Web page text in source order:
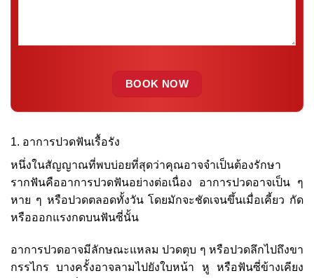
1. อาการปวดฟันเรื้อรัง
หนึ่งในสัญญาณที่พบบ่อยที่สุดว่าคุณอาจจำเป็นต้องรักษา
รากฟันคืออาการปวดฟันอย่างต่อเนื่อง อาการปวดอาจเป็น ๆ
หาย ๆ หรือปวดตลอดทั้งวัน โดยมักจะชัดเจนขึ้นเมื่อเคี้ยว กัด
หรือออกแรงกดบนฟันซี่นั้น
อาการปวดอาจมีลักษณะแหลม ปวดตุบ ๆ หรือปวดลึกไปถึงขา
กรรไกร บางครั้งอาจลามไปยังใบหน้า หู หรือฟันซี่ข้างเคียง